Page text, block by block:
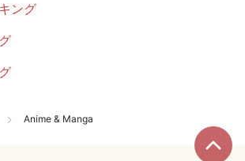
ング
Anime & Manga